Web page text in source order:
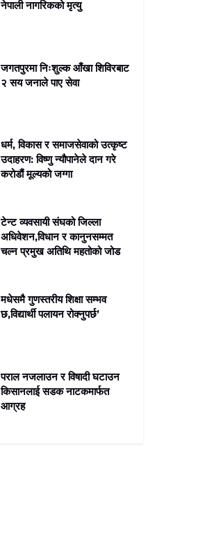
नेपाली नागरिकको मृत्यु
जगतपुरमा निःशुल्क आँखा शिविरबाट
२ सय जनाले पाए सेवा
धर्म, विकास र समाजसेवाको उत्कृष्ट
उदाहरण: विष्णु न्यौपानेले दान गरे
करोडौं मूल्यको जग्गा
टेन्ट व्यवसायी संघको जिल्ला
अधिवेशन,विधान र कानुनसम्मत
चल्न प्रमुख अतिथि महतोको जोड
मधेसमै गुणस्तरीय शिक्षा सम्भव
छ,विद्यार्थी पलायन रोक्नुपर्छ’
पराल नजलाउन र विषादी घटाउन
किसानलाई सडक नाटकमार्फत
आग्रह